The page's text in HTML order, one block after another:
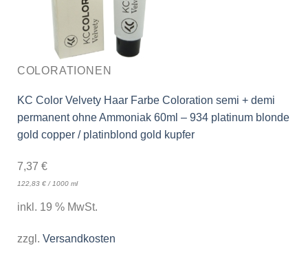
COLORATIONEN
KC Color Velvety Haar Farbe Coloration semi + demi
permanent ohne Ammoniak 60ml – 934 platinum blonde
gold copper / platinblond gold kupfer
7,37 €
122,83 €/ 1000 ml
inkl. 19 % MwSt.
zzgl. Versandkosten